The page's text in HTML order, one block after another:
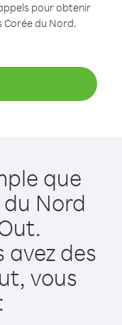
pour obtenir
Corée du Nord.
que
Nord
avez des
vous